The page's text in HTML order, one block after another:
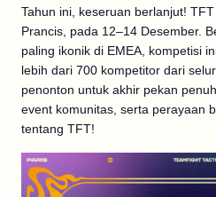
Tahun ini, keseruan berlanjut!
Prancis, pada 12–14 Desember.
paling ikonik di EMEA, kompetisi
lebih dari 700 kompetitor dari
penonton untuk akhir pekan
event komunitas, serta perayaan
tentang TFT!